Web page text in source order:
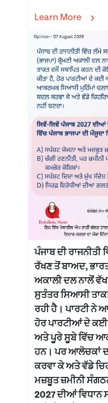
Learn More
ਪੰਜਾਬ ਦੀ
ਰੱਖਣ ਤੋਂ ਬਾਅਦ,
ਅਕਾਲੀ ਦਲ ਨਾਲੋਂ
ਸੁਤੰਤਰ ਸਿਆਸੀ
ਰਹੀ ਹੈ। ਪਾਰਟੀ ਨੇ
ਹੋਰ ਪਾਰਟੀਆਂ ਦੇ
ਅਤੇ ਪੂਰੇ ਸੂਬੇ ਵਿੱਚ
ਹਨ। ਪਰ ਆਲੋਚਕਾਂ
ਕਰਵਾ ਕੇ ਅਤੇ ਵੱਡੇ
ਮਜ਼ਬੂਤ ਜ਼ਮੀਨੀ
2027 ਦੀਆਂ ਵਿਧਾਨ